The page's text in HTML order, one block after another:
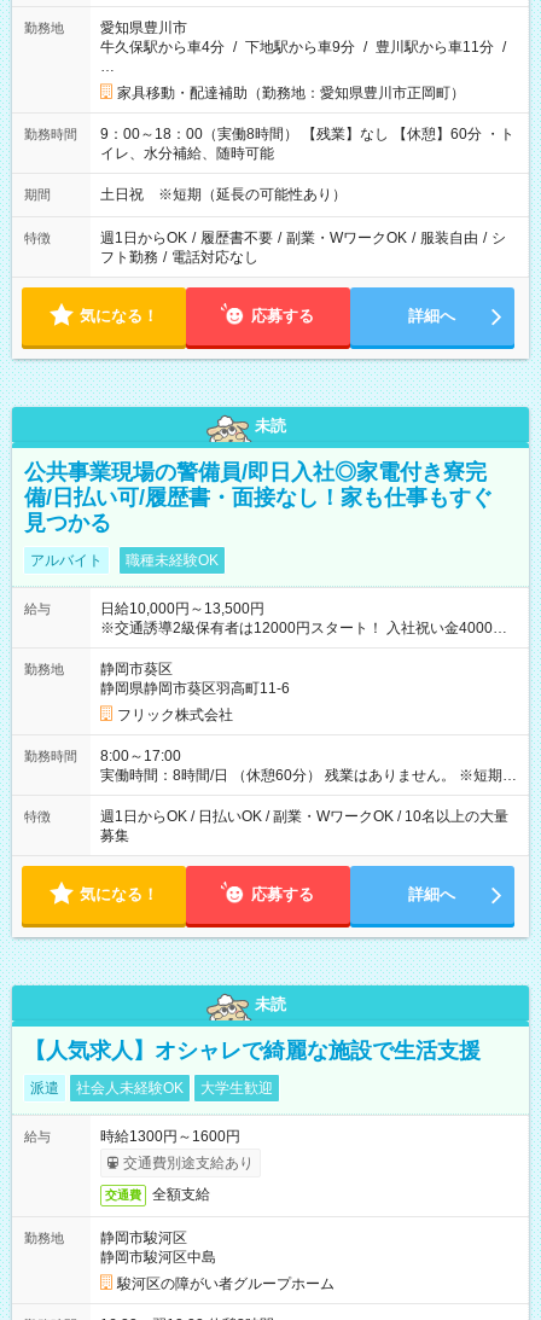
勤務地
愛知県豊川市
牛久保駅から車4分 / 下地駅から車9分 / 豊川駅から車11分 /
…
家具移動・配達補助（勤務地：愛知県豊川市正岡町）
勤務時間
9：00～18：00（実働8時間） 【残業】なし 【休憩】60分 ・ト
イレ、水分補給、随時可能
期間 土日祝 ※短期（延長の可能性あり）
特徴 週1日からOK / 履歴書不要 / 副業・WワークOK / 服装自由 / シ
フト勤務 / 電話対応なし
気になる！ 応募する 詳細へ
未読
公共事業現場の警備員/即日入社◎家電付き寮完
備/日払い可/履歴書・面接なし！家も仕事もすぐ
見つかる
アルバイト 職種未経験OK
給与
日給10,000円～13,500円
※交通誘導2級保有者は12000円スタート！ 入社祝い金4000円
【試用期間】試用期間なし
勤務地
静岡市葵区
静岡県静岡市葵区羽高町11-6
フリック株式会社
勤務時間
8:00～17:00
実働時間：8時間/日 （休憩60分） 残業はありません。 ※短期の
募集は行っておりません。予めご了承くださいませ。
特徴
週1日からOK / 日払いOK / 副業・WワークOK / 10名以上の大量
募集
気になる！ 応募する 詳細へ
未読
【人気求人】オシャレで綺麗な施設で生活支援
派遣 社会人未経験OK 大学生歓迎
給与
時給1300円～1600円
交通費別途支給あり
交通費 全額支給
勤務地
静岡市駿河区
静岡市駿河区中島
駿河区の障がい者グループホーム